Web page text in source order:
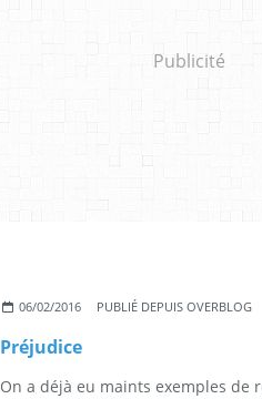
Publicité
,NATHALIE BAYE,ARNO HINTJENS,
06/02/2016 PUBLIÉ DEPUIS OVERBLOG
Préjudice
On a déjà eu maints exemples de